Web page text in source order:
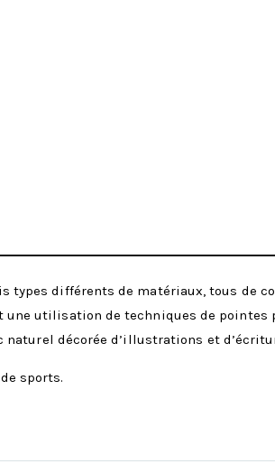
différents de matériaux, tous de
une utilisation de techniques de
décorée d’illustrations et
sports.